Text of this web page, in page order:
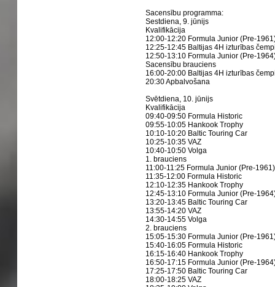
Sacensību programma:
Sestdiena, 9. jūnijs
Kvalifikācija
12:00-12:20 Formula Junior (Pre-
12:25-12:45 Baltijas 4H izturības
12:50-13:10 Formula Junior (Pre-
Sacensību brauciens
16:00-20:00 Baltijas 4H izturības
20:30 Apbalvošana
Svētdiena, 10. jūnijs
Kvalifikācija
09:40-09:50 Formula Historic
09:55-10:05 Hankook Trophy
10:10-10:20 Baltic Touring Car
10:25-10:35 VAZ
10:40-10:50 Volga
1. brauciens
11:00-11:25 Formula Junior (Pre-1961)
11:35-12:00 Formula Historic
12:10-12:35 Hankook Trophy
12:45-13:10 Formula Junior (Pre-
13:20-13:45 Baltic Touring Car
13:55-14:20 VAZ
14:30-14:55 Volga
2. brauciens
15:05-15:30 Formula Junior (Pre-
15:40-16:05 Formula Historic
16:15-16:40 Hankook Trophy
16:50-17:15 Formula Junior (Pre-
17:25-17:50 Baltic Touring Car
18:00-18:25 VAZ